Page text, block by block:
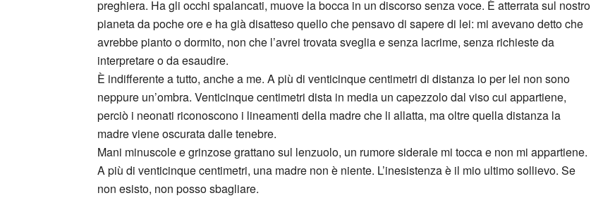
preghiera. Ha gli occhi spalancati, muove la bocca in un discorso senza voce. È atterrata sul nostro
pianeta da poche ore e ha già disatteso quello che pensavo di sapere di lei: mi avevano detto che
avrebbe pianto o dormito, non che l’avrei trovata sveglia e senza lacrime, senza richieste da
interpretare o da esaudire.
È indifferente a tutto, anche a me. A più di venticinque centimetri di distanza io per lei non sono
neppure un’ombra. Venticinque centimetri dista in media un capezzolo dal viso cui appartiene,
perciò i neonati riconoscono i lineamenti della madre che li allatta, ma oltre quella distanza la
madre viene oscurata dalle tenebre.
Mani minuscole e grinzose grattano sul lenzuolo, un rumore siderale mi tocca e non mi appartiene.
A più di venticinque centimetri, una madre non è niente. L’inesistenza è il mio ultimo sollievo. Se
non esisto, non posso sbagliare.